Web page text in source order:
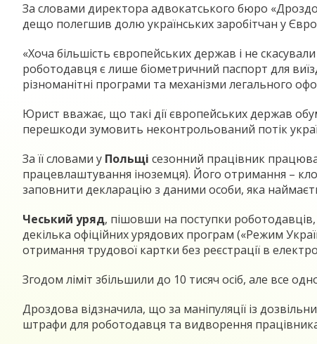
За словами директора адвокатського бюро
дещо полегшив долю українських заробітчан у
«Хоча більшість європейських держав і не
роботодавця є лише біометричний паспорт для
різноманітні програми та механізми легального
Юрист вважає, що такі дії європейських держав
перешкоди зумовить неконтрольований потік
За її словами у Польщі сезонний працівник
працевлаштування іноземця). Його отримання –
заповнити декларацію з даними особи, яка
Чеський уряд, пішовши на поступки
декілька офіційних урядових програм («Режим
отримання трудової картки без реєстрації в
Згодом ліміт збільшили до 10 тисяч осіб, але все
Дроздова відзначила, що за маніпуляції із
штрафи для роботодавця та видворення